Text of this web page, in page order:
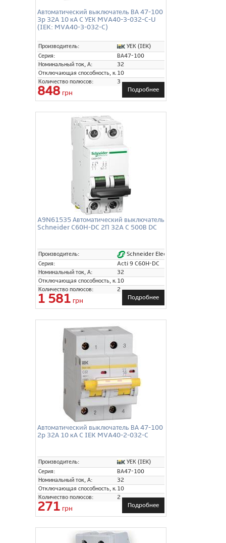
Автоматический выключатель ВА 47-100
3p 32А 10 кА C УЕК MVA40-3-032-C-U
(IEK: MVA40-3-032-C)
Производитель:
УЕК (IEK)
Серия:
ВА47-100
Номинальный ток, А:
32
Отключающая способность, кА:10
Количество полюсов:
3
848 грн Подробнее
A9N61535 Автоматический выключатель
Schneider C60H-DC 2П 32A C 500В DC
Производитель:
Schneider Electric
Серия:
Acti 9 C60H-DC
Номинальный ток, А:
32
Отключающая способность, кА:10
Количество полюсов:
2
1 581 грн Подробнее
Автоматический выключатель ВА 47-100
2p 32А 10 кА C IEK MVA40-2-032-C
Производитель:
УЕК (IEK)
Серия:
ВА47-100
Номинальный ток, А:
32
Отключающая способность, кА:10
Количество полюсов:
2
271 грн Подробнее